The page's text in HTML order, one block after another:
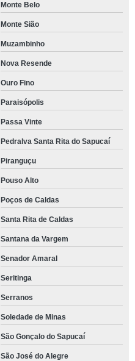
Monte Belo
Monte Sião
Muzambinho
Nova Resende
Ouro Fino
Paraisópolis
Passa Vinte
Pedralva Santa Rita do Sapucaí
Piranguçu
Pouso Alto
Poços de Caldas
Santa Rita de Caldas
Santana da Vargem
Senador Amaral
Seritinga
Serranos
Soledade de Minas
São Gonçalo do Sapucaí
São José do Alegre